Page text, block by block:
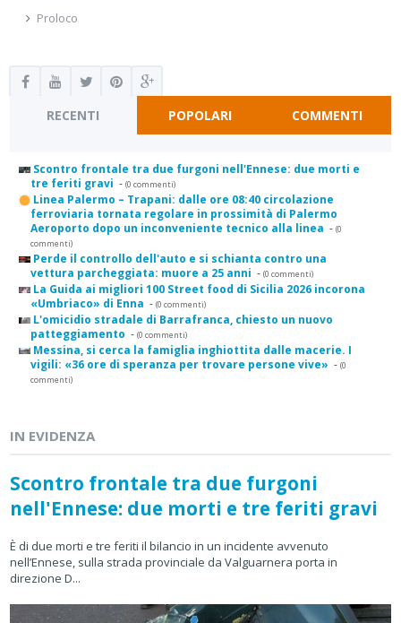
Proloco
RECENTI POPOLARI COMMENTI
Scontro frontale tra due furgoni nell'Ennese: due morti e
tre feriti gravi - (0 commenti)
Linea Palermo – Trapani: dalle ore 08:40 circolazione
ferroviaria tornata regolare in prossimità di Palermo
Aeroporto dopo un inconveniente tecnico alla linea - (0
commenti)
Perde il controllo dell'auto e si schianta contro una
vettura parcheggiata: muore a 25 anni - (0 commenti)
La Guida ai migliori 100 Street food di Sicilia 2026 incorona
«Umbriaco» di Enna - (0 commenti)
L'omicidio stradale di Barrafranca, chiesto un nuovo
patteggiamento - (0 commenti)
Messina, si cerca la famiglia inghiottita dalle macerie. I
vigili: «36 ore di speranza per trovare persone vive» - (0
commenti)
IN EVIDENZA
Scontro frontale tra due furgoni
nell'Ennese: due morti e tre feriti gravi
È di due morti e tre feriti il bilancio in un incidente avvenuto
nell’Ennese, sulla strada provinciale da Valguarnera porta in
direzione D...